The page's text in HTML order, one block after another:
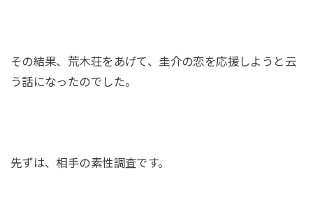
その結果、荒木荘をあげて、圭介の恋を応援しようと云
う話になったのでした。
先ずは、相手の素性調査です。